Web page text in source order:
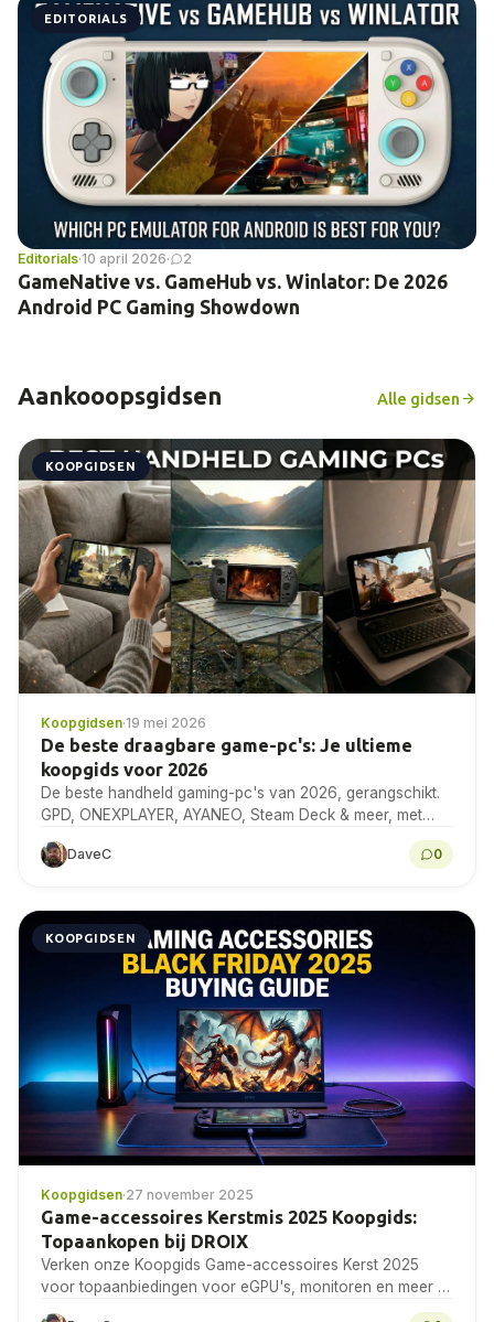
EDITORIALS
Editorials·10 april 2026· 2
GameNative vs. GameHub vs. Winlator: De 2026
Android PC Gaming Showdown
Aankooopsgidsen Alle gidsen
KOOPGIDSEN
Koopgidsen·19 mei 2026
De beste draagbare game-pc's: Je ultieme
koopgids voor 2026
De beste handheld gaming-pc's van 2026, gerangschikt.
GPD, ONEXPLAYER, AYANEO, Steam Deck & meer, met
DaveC 0
KOOPGIDSEN
Koopgidsen·27 november 2025
Game-accessoires Kerstmis 2025 Koopgids:
Topaankopen bij DROIX
Verken onze Koopgids Game-accessoires Kerst 2025
voor topaanbiedingen voor eGPU's, monitoren en meer bij